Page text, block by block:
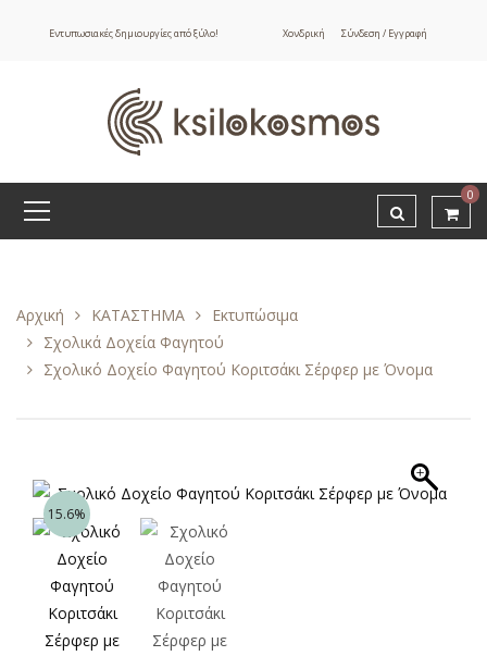
Εντυπωσιακές δημιουργίες από ξύλο! Χονδρική Σύνδεση / Εγγραφή
0
Αρχική ΚΑΤΑΣΤΗΜΑ
Εκτυπώσιμα
Σχολικά Δοχεία Φαγητού
Σχολικό Δοχείο Φαγητού Κοριτσάκι Σέρφερ με Όνομα
15.6%